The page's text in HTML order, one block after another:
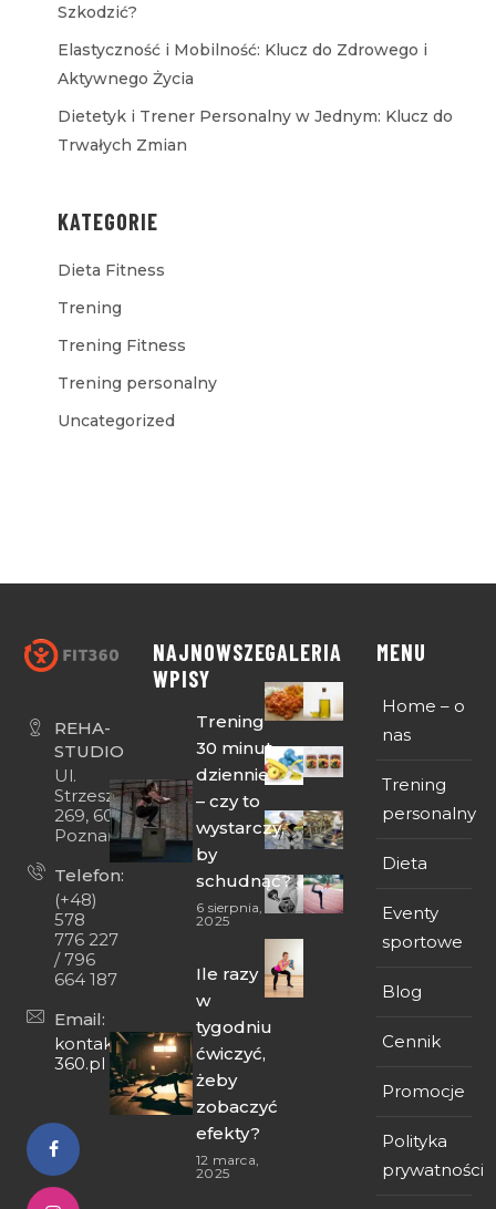
Szkodzić?
Elastyczność i Mobilność: Klucz do Zdrowego i
Aktywnego Życia
Dietetyk i Trener Personalny w Jednym: Klucz do
Trwałych Zmian
KATEGORIE
Dieta Fitness
Trening
Trening Fitness
Trening personalny
Uncategorized
REHA-
STUDIO
Ul.
Strzeszyńska
269, 60-474
Poznań
Telefon:
(+48)
578
776 227
/ 796
664 187
Email:
kontakt@fit-
360.pl
NAJNOWSZE
WPISY
Trening
30 minut
dziennie
– czy to
wystarczy,
by
schudnąć?
6 sierpnia,
2025
Ile razy
w
tygodniu
ćwiczyć,
żeby
zobaczyć
efekty?
12 marca,
2025
GALERIA MENU
Home – o
nas
Trening
personalny
Dieta
Eventy
sportowe
Blog
Cennik
Promocje
Polityka
prywatności